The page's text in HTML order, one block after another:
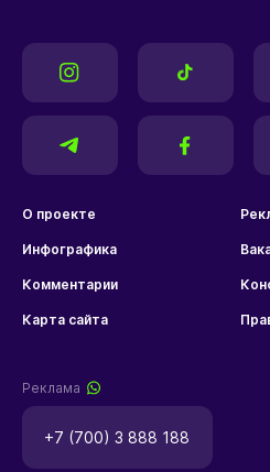
О проекте
Инфографика
Комментарии
Карта сайта
Реклама
+7 (700) 3 888 188